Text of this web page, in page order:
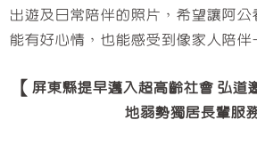
出遊及日常陪伴的照片，希望讓阿
能有好心情，也能感受到像家人陪伴
【屏東縣提早邁入超高齡社會 弘道
地弱勢獨居長輩服